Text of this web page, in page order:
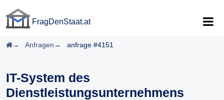
FragDenStaat.at
Startseite
Anfragen anfrage #4151
IT-System des
Dienstleistungsunternehmens